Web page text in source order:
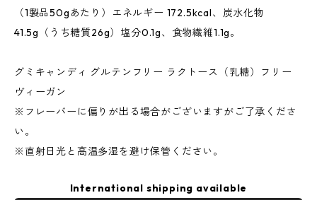
（1製品50gあたり）エネルギー 172.5kcal、炭水化物
41.5g（うち糖質26g）塩分0.1g、食物繊維1.1g。
グミキャンディ グルテンフリー ラクトース（乳糖）フリー
ヴィーガン
※フレーバーに偏りが出る場合がございますがご了承くださ
い。
※直射日光と高温多湿を避け保管ください。
International shipping available